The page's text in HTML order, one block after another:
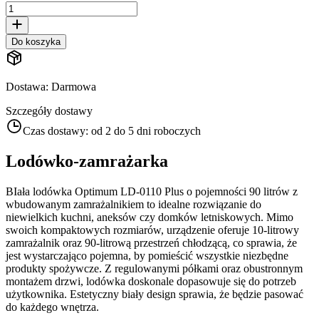
Do koszyka
Dostawa: Darmowa
Szczegóły dostawy
Czas dostawy: od 2 do 5 dni roboczych
Lodówko-zamrażarka
BIała lodówka Optimum LD-0110 Plus o pojemności 90 litrów z
wbudowanym zamrażalnikiem to idealne rozwiązanie do
niewielkich kuchni, aneksów czy domków letniskowych. Mimo
swoich kompaktowych rozmiarów, urządzenie oferuje 10-litrowy
zamrażalnik oraz 90-litrową przestrzeń chłodzącą, co sprawia, że
jest wystarczająco pojemna, by pomieścić wszystkie niezbędne
produkty spożywcze. Z regulowanymi półkami oraz obustronnym
montażem drzwi, lodówka doskonale dopasowuje się do potrzeb
użytkownika. Estetyczny biały design sprawia, że będzie pasować
do każdego wnętrza.